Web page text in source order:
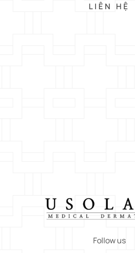
LIÊN HỆ
Follow us